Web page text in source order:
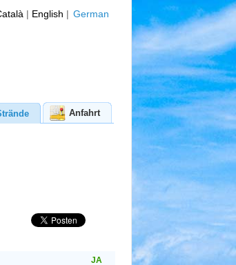
English German
Anfahrt
JA